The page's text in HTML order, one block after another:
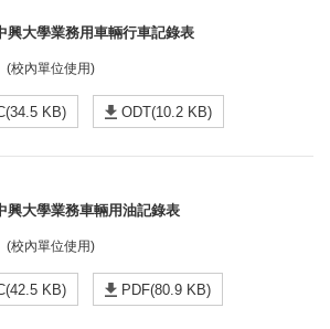
興大學業務用車輛行車記錄表
(校內單位使用)
KB) ODT(10.2 KB)
興大學業務車輛用油記錄表
(校內單位使用)
KB) PDF(80.9 KB)